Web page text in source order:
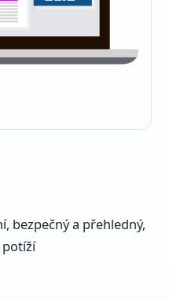
bezpečný a přehledný,
potíží